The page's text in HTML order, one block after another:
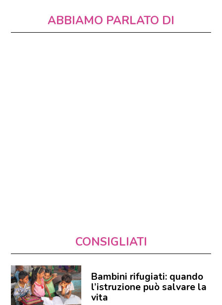
ABBIAMO PARLATO DI
CONSIGLIATI
Bambini rifugiati: quando
l’istruzione può salvare la
vita